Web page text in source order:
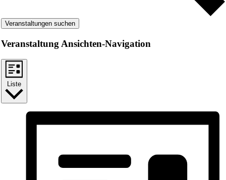
Veranstaltungen suchen
Veranstaltung Ansichten-Navigation
Liste